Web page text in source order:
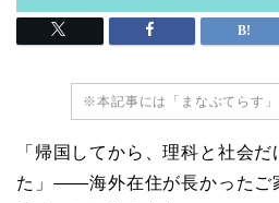
※本記事には「まなぶてらす
「帰国してから、理科と社会
た」——海外在住が長かったご